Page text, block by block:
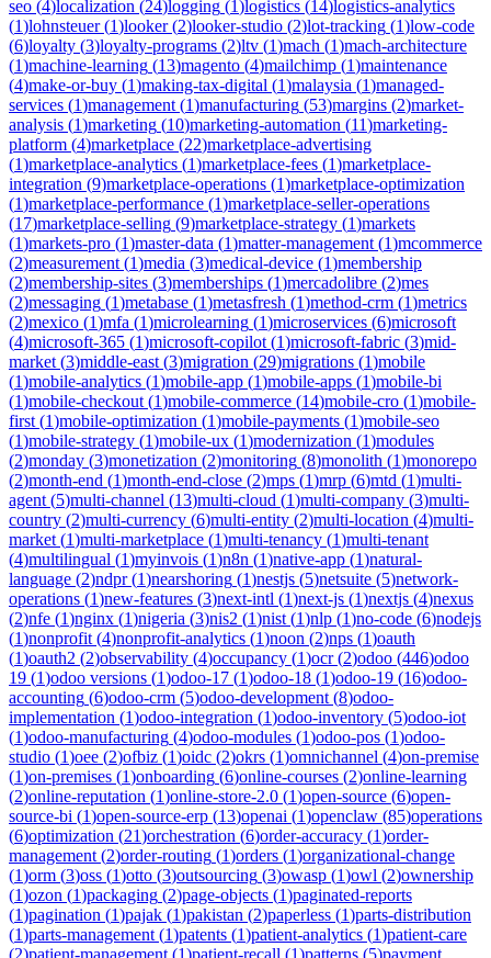
seo (4)localization (24)logging (1)logistics (14)logistics-analytics
(1)lohnsteuer(1)looker(2)looker-studio (2)lot-tracking (1)low-code
(6)loyalty (3)loyalty-programs (2)ltv (1)mach (1)mach-architecture
(1)machine-learning (13)magento (4)mailchimp (1)maintenance
(4)make-or-buy (1)making-tax-digital (1)malaysia (1)managed-
services (1)management (1)manufacturing (53)margins (2)market-
analysis (1)marketing (10)marketing-automation (11)marketing-
platform (4)marketplace (22)marketplace-advertising
(1)marketplace-analytics (1)marketplace-fees (1)marketplace-
integration (9)marketplace-operations (1)marketplace-optimization
(1)marketplace-performance (1)marketplace-seller-operations
(17)marketplace-selling (9)marketplace-strategy (1)markets
(1)markets-pro (1)master-data (1)matter-management (1)mcommerce
(2)measurement (1)media (3)medical-device (1)membership
(2)membership-sites (3)memberships (1)mercadolibre (2)mes
(2)messaging (1)metabase (1)metasfresh (1)method-crm (1)metrics
(2)mexico (1)mfa (1)microlearning (1)microservices (6)microsoft
(4)microsoft-365 (1)microsoft-copilot (1)microsoft-fabric (3)mid-
market (3)middle-east (3)migration (29)migrations (1)mobile
(1)mobile-analytics (1)mobile-app (1)mobile-apps (1)mobile-bi
(1)mobile-checkout (1)mobile-commerce (14)mobile-cro (1)mobile-
first (1)mobile-optimization (1)mobile-payments (1)mobile-seo
(1)mobile-strategy (1)mobile-ux (1)modernization (1)modules
(2)monday (3)monetization (2)monitoring (8)monolith (1)monorepo
(2)month-end (1)month-end-close (2)mps (1)mrp (6)mtd (1)multi-
agent (5)multi-channel (13)multi-cloud (1)multi-company (3)multi-
country (2)multi-currency (6)multi-entity (2)multi-location (4)multi-
market (1)multi-marketplace (1)multi-tenancy (1)multi-tenant
(4)multilingual (1)myinvois (1)n8n (1)native-app (1)natural-
language (2)ndpr(1)nearshoring (1)nestjs (5)netsuite (5)network-
operations (1)new-features (3)next-intl (1)next-js (1)nextjs (4)nexus
(2)nfe (1)nginx (1)nigeria (3)nis2 (1)nist (1)nlp (1)no-code (6)nodejs
(1)nonprofit (4)nonprofit-analytics (1)noon (2)nps (1)oauth
(1)oauth2 (2)observability (4)occupancy (1)ocr(2)odoo (446)odoo
19 (1)odoo versions (1)odoo-17 (1)odoo-18 (1)odoo-19 (16)odoo-
accounting (6)odoo-crm (5)odoo-development (8)odoo-
implementation (1)odoo-integration (1)odoo-inventory (5)odoo-iot
(1)odoo-manufacturing (4)odoo-modules (1)odoo-pos (1)odoo-
studio (1)oee (2)ofbiz (1)oidc (2)okrs (1)omnichannel (4)on-premise
(1)on-premises (1)onboarding (6)online-courses (2)online-learning
(2)online-reputation (1)online-store-2.0 (1)open-source (6)open-
source-bi (1)open-source-erp (13)openai (1)openclaw (85)operations
(6)optimization (21)orchestration (6)order-accuracy (1)order-
management (2)order-routing (1)orders (1)organizational-change
(1)orm (3)oss (1)otto (3)outsourcing (3)owasp (1)owl (2)ownership
(1)ozon (1)packaging (2)page-objects (1)paginated-reports
(1)pagination (1)pajak (1)pakistan (2)paperless (1)parts-distribution
(1)parts-management (1)patents (1)patient-analytics (1)patient-care
(2)patient-management (1)patient-recall (1)patterns (5)payment